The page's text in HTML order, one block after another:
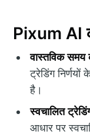
Pixum AI
वास्तविक समय
ट्रेडिंग
है।
स्वचालित
आधार पर